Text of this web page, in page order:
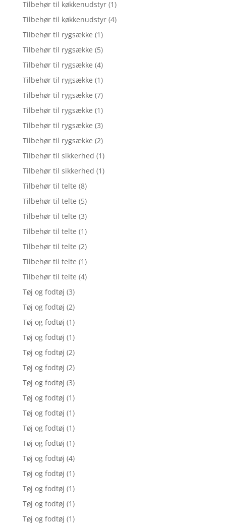
Tilbehør til køkkenudstyr (1)
Tilbehør til køkkenudstyr (4)
Tilbehør til rygsække (1)
Tilbehør til rygsække (5)
Tilbehør til rygsække (4)
Tilbehør til rygsække (1)
Tilbehør til rygsække (7)
Tilbehør til rygsække (1)
Tilbehør til rygsække (3)
Tilbehør til rygsække (2)
Tilbehør til sikkerhed (1)
Tilbehør til sikkerhed (1)
Tilbehør til telte (8)
Tilbehør til telte (5)
Tilbehør til telte (3)
Tilbehør til telte (1)
Tilbehør til telte (2)
Tilbehør til telte (1)
Tilbehør til telte (4)
Tøj og fodtøj (3)
Tøj og fodtøj (2)
Tøj og fodtøj (1)
Tøj og fodtøj (1)
Tøj og fodtøj (2)
Tøj og fodtøj (2)
Tøj og fodtøj (3)
Tøj og fodtøj (1)
Tøj og fodtøj (1)
Tøj og fodtøj (1)
Tøj og fodtøj (1)
Tøj og fodtøj (4)
Tøj og fodtøj (1)
Tøj og fodtøj (1)
Tøj og fodtøj (1)
Tøj og fodtøj (1)